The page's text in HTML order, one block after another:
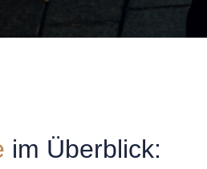
im Überblick: